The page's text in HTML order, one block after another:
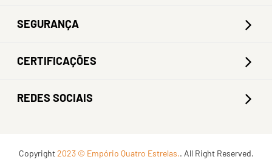
SEGURANÇA
CERTIFICAÇÕES
REDES SOCIAIS
Copyright2023 © Empório Quatro Estrelas.. All Right Reserved.